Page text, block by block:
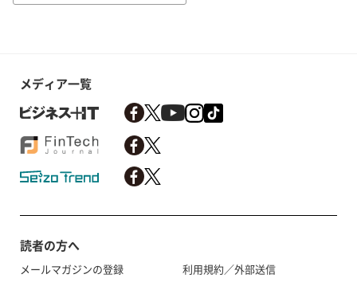
メディア一覧
読者の方へ
メールマガジンの登録
利用規約／外部送信